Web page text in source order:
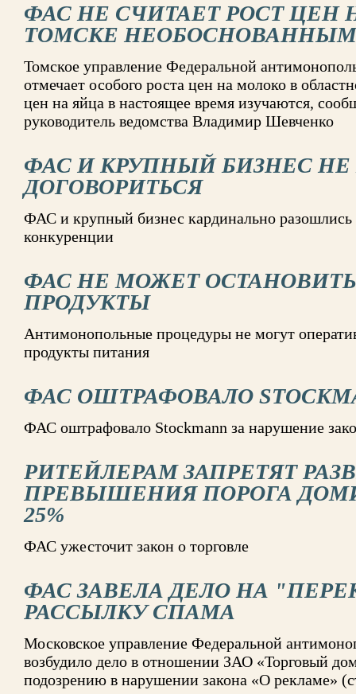
ФАС НЕ СЧИТАЕТ РОСТ ЦЕН
ТОМСКЕ НЕОБОСНОВАННЫМ
Томское управление Федеральной
отмечает особого роста цен на молоко в
цен на яйца в настоящее время изучаются,
руководитель ведомства Владимир Шевченко
ФАС И КРУПНЫЙ БИЗНЕС НЕ
ДОГОВОРИТЬСЯ
ФАС и крупный бизнес кардинально разошлись
конкуренции
ФАС НЕ МОЖЕТ
ПРОДУКТЫ
Антимонопольные процедуры не могут
продукты питания
ФАС ОШТРАФОВАЛО
ФАС оштрафовало Stockmann за нарушение
РИТЕЙЛЕРАМ ЗАПРЕТЯТ
ПРЕВЫШЕНИЯ ПОРОГА
25%
ФАС ужесточит закон о торговле
ФАС ЗАВЕЛА ДЕЛО НА
РАССЫЛКУ СПАМА
Московское управление Федеральной
возбудило дело в отношении ЗАО «Торговый
подозрению в нарушении закона «О рекламе»